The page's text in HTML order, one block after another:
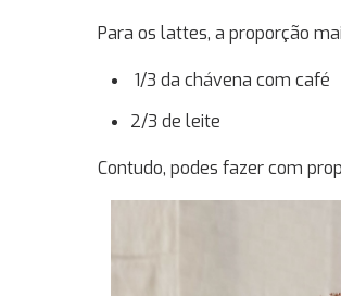
Para os lattes, a proporção
1/3 da chávena com café
2/3 de leite
Contudo, podes fazer com